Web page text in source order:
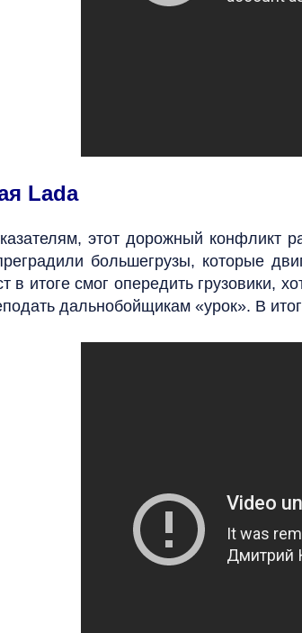
Lada
этот дорожный конфликт
большегрузы, которые
в итоге смог опередить грузовики,
дальнобойщикам «урок». В